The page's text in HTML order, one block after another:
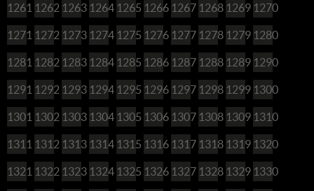
1261 1262 1263 1264 1265 1266 1267 1268 1269 1270
1271 1272 1273 1274 1275 1276 1277 1278 1279 1280
1281 1282 1283 1284 1285 1286 1287 1288 1289 1290
1291 1292 1293 1294 1295 1296 1297 1298 1299 1300
1301 1302 1303 1304 1305 1306 1307 1308 1309 1310
1311 1312 1313 1314 1315 1316 1317 1318 1319 1320
1321 1322 1323 1324 1325 1326 1327 1328 1329 1330